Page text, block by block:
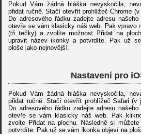
Pokud Vám žádná hláška nevyskočila,
přidat ručně. Stačí otevřít prohlížeč Chrome
Do adresového řádku zadejte adresu
otevře se vám klasicky náš web. Pak vpravo
(tři tečky) a zvolíte možnost Přidat na
upravit název ikonky a potvrdíte. Pak už
ploše jako nejnovější.
Nastavení pro
Pokud Vám žádná hláška nevyskočila,
přidat ručně. Stačí otevřít prohlížeč Safari (v
Do adresového řádku zadejte adresu
otevře se vám klasicky náš web. Pak
zvolte Přidat na plochu. Následně si
potvrdíte. Pak už se vám ikonka objeví na